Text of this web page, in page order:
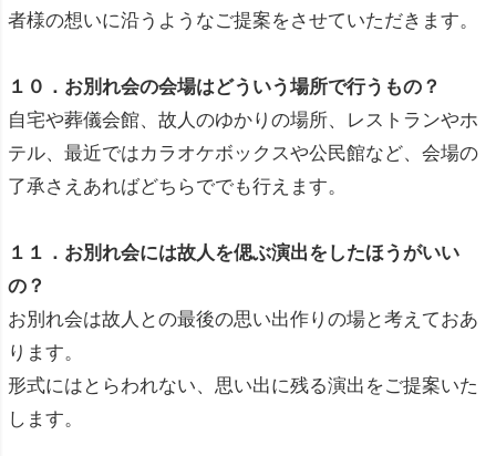
者様の想いに沿うようなご提案をさせていただきます。
１０．お別れ会の会場はどういう場所で行うもの？
自宅や葬儀会館、故人のゆかりの場所、レストランやホ
テル、最近ではカラオケボックスや公民館など、会場の
了承さえあればどちらででも行えます。
１１．お別れ会には故人を偲ぶ演出をしたほうがいい
の？
お別れ会は故人との最後の思い出作りの場と考えておあ
ります。
形式にはとらわれない、思い出に残る演出をご提案いた
します。